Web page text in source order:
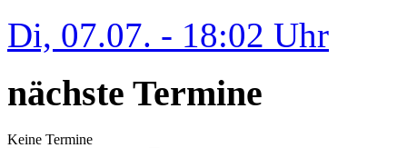
Di, 07.07. - 18:02 Uhr
nächste Termine
Keine Termine